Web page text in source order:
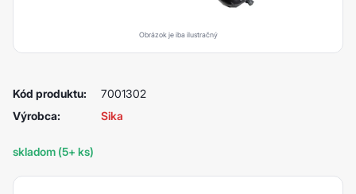
Obrázok je iba ilustračný
Kód produktu:
7001302
Výrobca:
Sika
skladom (5+ ks)